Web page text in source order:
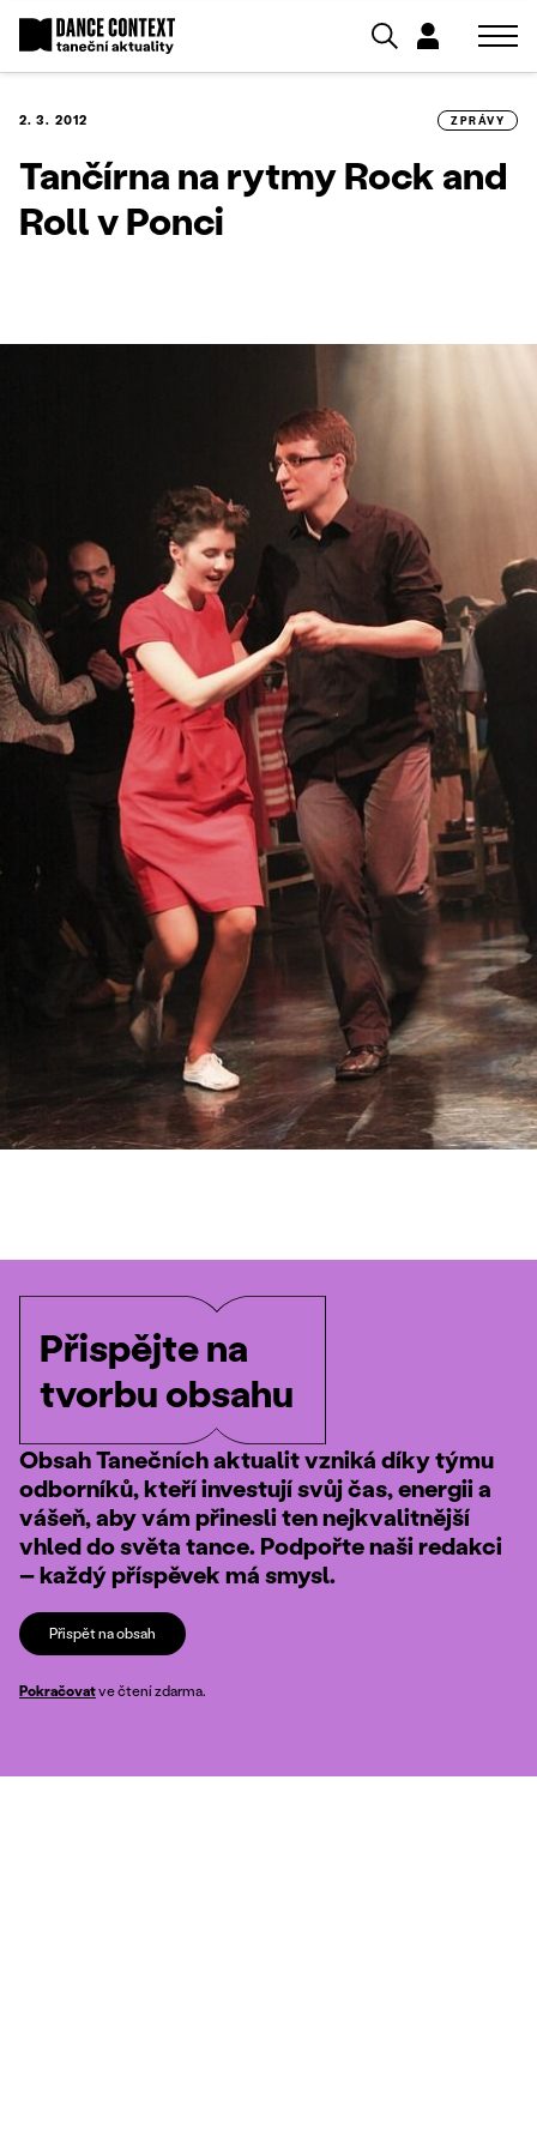
2. 3. 2012 ZPRÁVY
Tančírna na rytmy Rock and
Roll v Ponci
Přispějte na
tvorbu obsahu
Obsah Tanečních aktualit vzniká díky týmu
odborníků, kteří investují svůj čas, energii a
vášeň, aby vám přinesli ten nejkvalitnější
vhled do světa tance. Podpořte naši redakci
– každý příspěvek má smysl.
Přispět na obsah
Pokračovatve čtení zdarma.